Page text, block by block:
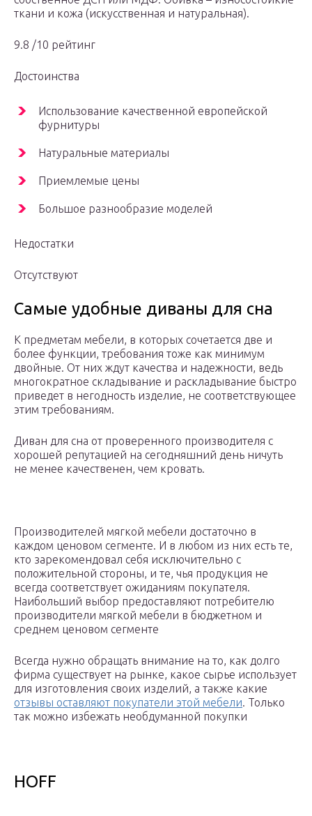
ткани и кожа (искусственная и натуральная).
9.8 /10 рейтинг
Достоинства
Использование качественной европейской
фурнитуры
Натуральные материалы
Приемлемые цены
Большое разнообразие моделей
Недостатки
Отсутствуют
Самые удобные диваны для сна
К предметам мебели, в которых сочетается две и
более функции, требования тоже как минимум
двойные. От них ждут качества и надежности, ведь
многократное складывание и раскладывание быстро
приведет в негодность изделие, не соответствующее
этим требованиям.
Диван для сна от проверенного производителя с
хорошей репутацией на сегодняшний день ничуть
не менее качественен, чем кровать.
Производителей мягкой мебели достаточно в
каждом ценовом сегменте. И в любом из них есть те,
кто зарекомендовал себя исключительно с
положительной стороны, и те, чья продукция не
всегда соответствует ожиданиям покупателя.
Наибольший выбор предоставляют потребителю
производители мягкой мебели в бюджетном и
среднем ценовом сегменте
Всегда нужно обращать внимание на то, как долго
фирма существует на рынке, какое сырье использует
для изготовления своих изделий, а также какие
отзывы оставляют покупатели этой мебели. Только
так можно избежать необдуманной покупки
HOFF